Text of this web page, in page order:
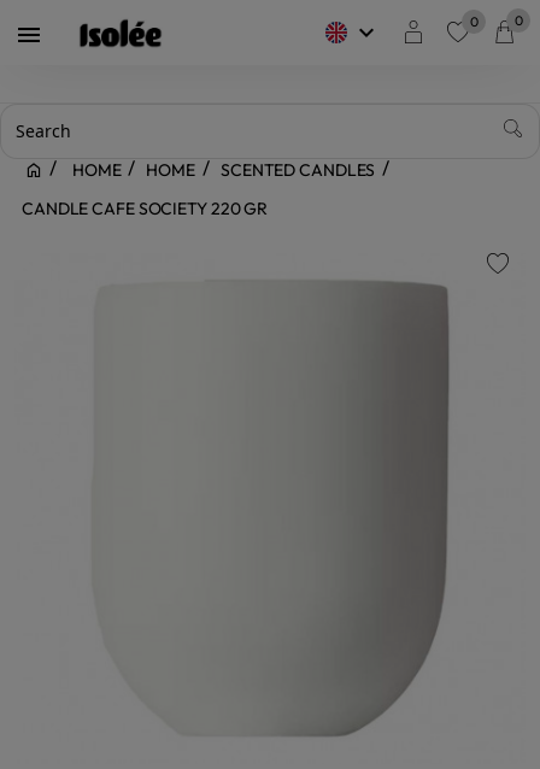
 keyboard_arrow_down 0 0
HOME HOME
SCENTED CANDLES
CANDLE CAFE SOCIETY 220 GR